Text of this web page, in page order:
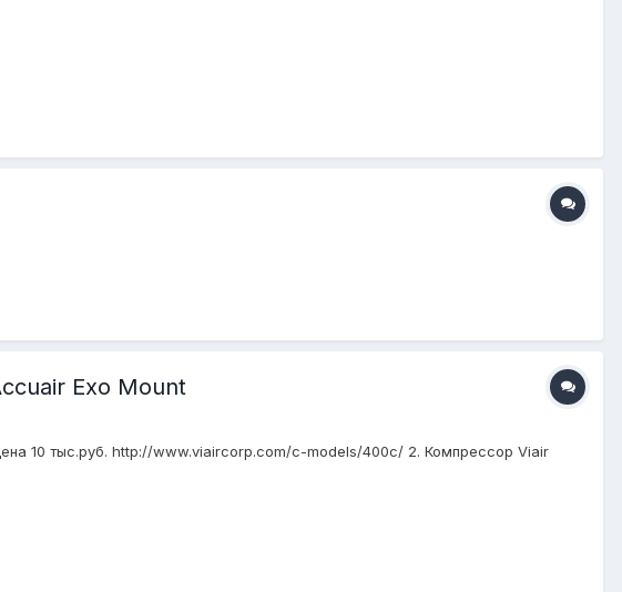
Exo Mount
10 тыс.руб. http://www.viaircorp.com/c-models/400c/ 2. Компрессор Viair